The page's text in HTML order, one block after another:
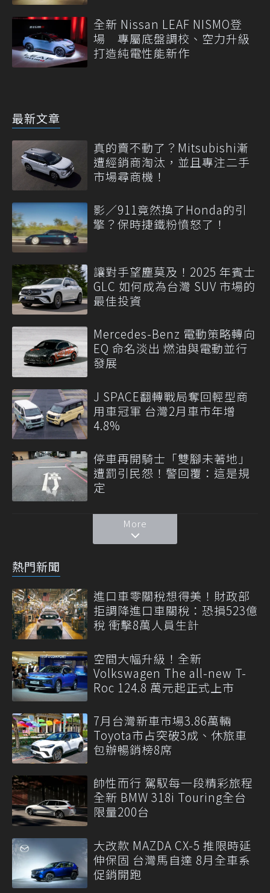
全新 Nissan LEAF NISMO登
場 專屬底盤調校、空力升級
打造純電性能新作
最新文章
真的賣不動了？Mitsubishi漸
遭經銷商淘汰，並且專注二手
市場尋商機！
影／911竟然換了Honda的引
擎？保時捷鐵粉憤怒了！
讓對手望塵莫及！2025 年賓士
GLC 如何成為台灣 SUV 市場的
最佳投資
Mercedes-Benz 電動策略轉向
EQ 命名淡出 燃油與電動並行
發展
J SPACE翻轉戰局奪回輕型商
用車冠軍 台灣2月車市年增
4.8%
停車再開騎士「雙腳未著地」
遭罰引民怨！警回覆：這是規
定
More
熱門新聞
進口車零關稅想得美！財政部
拒調降進口車關稅：恐損523億
稅 衝擊8萬人員生計
空間大幅升級！全新
Volkswagen The all-new T-
Roc 124.8 萬元起正式上市
7月台灣新車市場3.86萬輛
Toyota市占突破3成、休旅車
包辦暢銷榜8席
帥性而行 駕馭每一段精彩旅程
全新 BMW 318i Touring全台
限量200台
大改款 MAZDA CX-5 推限時延
伸保固 台灣馬自達 8月全車系
促銷開跑